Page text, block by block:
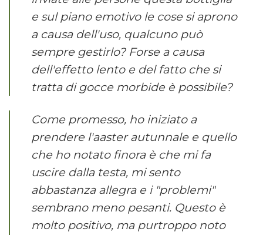
e sul piano emotivo le cose si aprono
a causa dell'uso, qualcuno può
sempre gestirlo? Forse a causa
dell'effetto lento e del fatto che si
tratta di gocce morbide è possibile?
Come promesso, ho iniziato a
prendere l'aaster autunnale e quello
che ho notato finora è che mi fa
uscire dalla testa, mi sento
abbastanza allegra e i "problemi"
sembrano meno pesanti. Questo è
molto positivo, ma purtroppo noto